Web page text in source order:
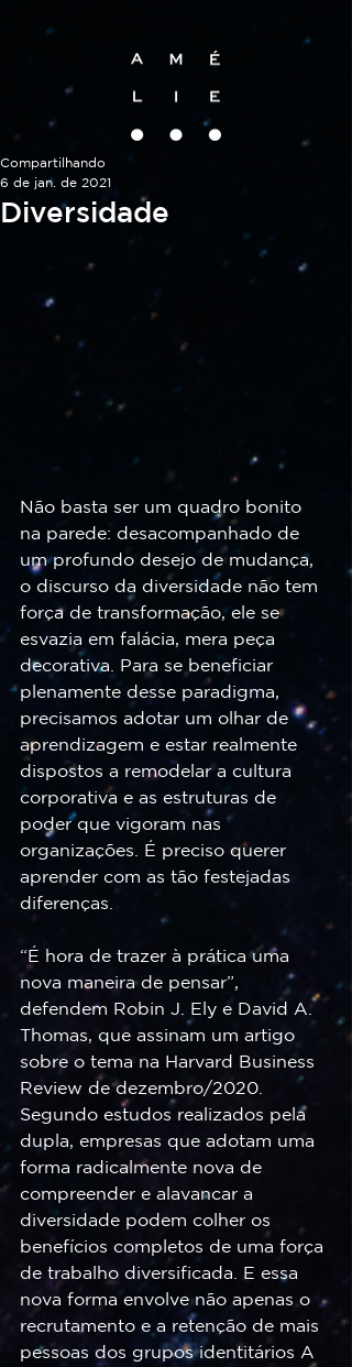
Diversidade
Compartilhando
6 de jan. de 2021
Não basta ser um quadro bonito
na parede: desacompanhado de
um profundo desejo de mudança,
o discurso da diversidade não tem
força de transformação, ele se
esvazia em falácia, mera peça
decorativa. Para se beneficiar
plenamente desse paradigma,
precisamos adotar um olhar de
aprendizagem e estar realmente
dispostos a remodelar a cultura
corporativa e as estruturas de
poder que vigoram nas
organizações. É preciso querer
aprender com as tão festejadas
diferenças.
“É hora de trazer à prática uma
nova maneira de pensar”,
defendem Robin J. Ely e David A.
Thomas, que assinam um artigo
sobre o tema na Harvard Business
Review de dezembro/2020.
Segundo estudos realizados pela
dupla, empresas que adotam uma
forma radicalmente nova de
compreender e alavancar a
diversidade podem colher os
benefícios completos de uma força
de trabalho diversificada. E essa
nova forma envolve não apenas o
recrutamento e a retenção de mais
pessoas dos grupos identitários A